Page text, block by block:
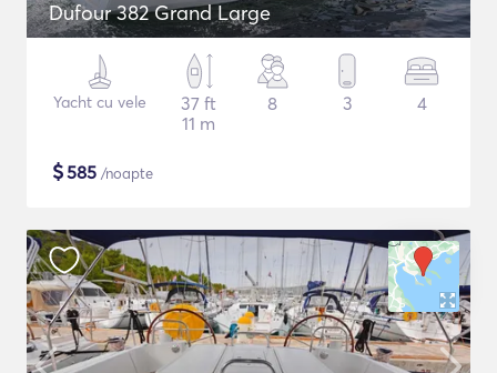
Dufour 382 Grand Large
Yacht cu vele
37 ft
11 m
8 3 4
$585 /noapte